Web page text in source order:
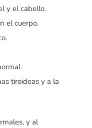
y el cabello.
el cuerpo.
tiroideas y a la
y al